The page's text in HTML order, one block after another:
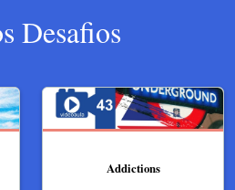
Desafios
Addictions